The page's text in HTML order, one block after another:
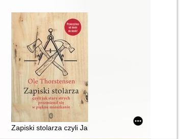
rządzi i dzieli
Zapiski stolarza czyli Jak stary strych przemienił się w